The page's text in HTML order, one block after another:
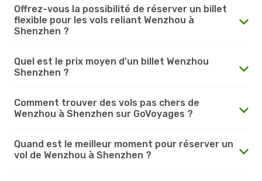
Offrez-vous la possibilité de réserver un billet
flexible pour les vols reliant Wenzhou à
Shenzhen ?
Quel est le prix moyen d'un billet Wenzhou
Shenzhen ?
Comment trouver des vols pas chers de
Wenzhou à Shenzhen sur GoVoyages ?
Quand est le meilleur moment pour réserver un
vol de Wenzhou à Shenzhen ?